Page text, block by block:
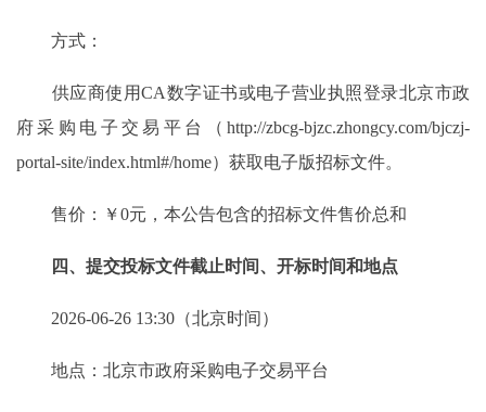
方式：
供应商使用CA数字证书或电子营业执照登录北京市政
府采购电子交易平台（http://zbcg-bjzc.zhongcy.com/bjczj-
portal-site/index.html#/home）获取电子版招标文件。
售价：￥0元，本公告包含的招标文件售价总和
四、提交投标文件截止时间、开标时间和地点
2026-06-26 13:30（北京时间）
地点：北京市政府采购电子交易平台